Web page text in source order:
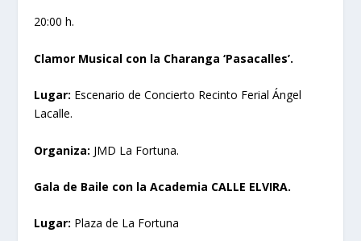
20:00 h.
Clamor Musical con la Charanga ‘Pasacalles’.
Lugar: Escenario de Concierto Recinto Ferial Ángel
Lacalle.
Organiza: JMD La Fortuna.
Gala de Baile con la Academia CALLE ELVIRA.
Lugar: Plaza de La Fortuna